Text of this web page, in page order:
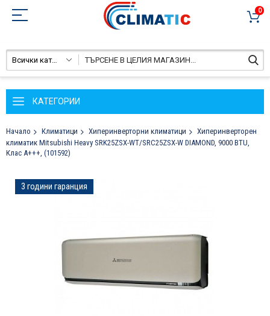
0
Всички категории
КАТЕГОРИИ
Начало Климатици Хиперинверторни климатици
Хиперинверторен
климатик Mitsubishi Heavy SRK25ZSX-WT/SRC25ZSX-W DIAMOND, 9000 BTU,
Клас A+++, (101592)
Преминете
към
изображенията
3 години гаранция